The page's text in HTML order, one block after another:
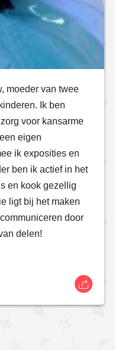
moeder van twee
Ik ben
voor kansarme
eigen
ik exposities en
ben ik actief in het
en kook gezellig
ligt bij het maken
door
delen!